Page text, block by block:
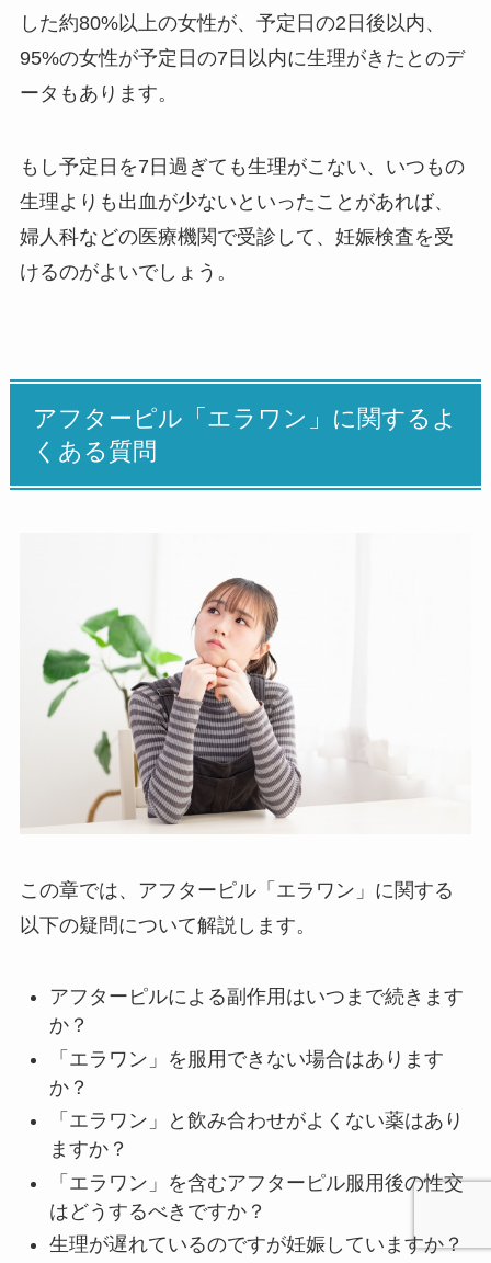
した約80%以上の女性が、予定日の2日後以内、
95%の女性が予定日の7日以内に生理がきたとのデ
ータもあります。
もし予定日を7日過ぎても生理がこない、いつもの
生理よりも出血が少ないといったことがあれば、
婦人科などの医療機関で受診して、妊娠検査を受
けるのがよいでしょう。
アフターピル「エラワン」に関するよ
くある質問
この章では、アフターピル「エラワン」に関する
以下の疑問について解説します。
アフターピルによる副作用はいつまで続きます
か？
「エラワン」を服用できない場合はあります
か？
「エラワン」と飲み合わせがよくない薬はあり
ますか？
「エラワン」を含むアフターピル服用後の性交
はどうするべきですか？
生理が遅れているのですが妊娠していますか？